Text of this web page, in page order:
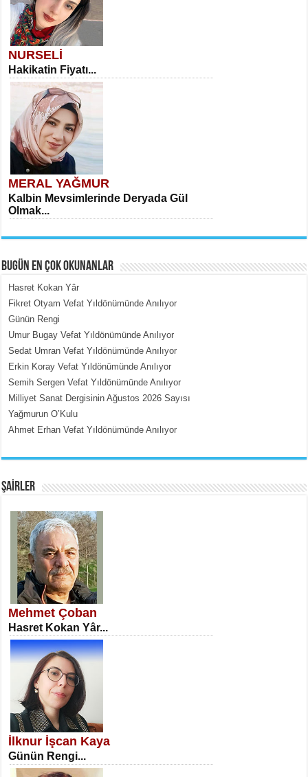
NURSELİ
Hakikatin Fiyatı...
MERAL YAĞMUR
Kalbin Mevsimlerinde Deryada Gül
Olmak...
MEHMET ÇOBAN
İçerdeki Put Dışardaki Maskeler...
SATILMIŞ ÜMİT ÇETİNKAYA
Erkenlik...
NECLA DİLEK ARSLAN
Öğretmenler Günü Mahkemesi...
BUGÜN EN ÇOK OKUNANLAR
Hasret Kokan Yâr
Fikret Otyam Vefat Yıldönümünde Anılıyor
Günün Rengi
Umur Bugay Vefat Yıldönümünde Anılıyor
Sedat Umran Vefat Yıldönümünde Anılıyor
Erkin Koray Vefat Yıldönümünde Anılıyor
Semih Sergen Vefat Yıldönümünde Anılıyor
Milliyet Sanat Dergisinin Ağustos 2026 Sayısı
Yağmurun O’Kulu
Ahmet Erhan Vefat Yıldönümünde Anılıyor
ŞAİRLER
Mehmet Çoban
Hasret Kokan Yâr...
İlknur İşcan Kaya
Günün Rengi...